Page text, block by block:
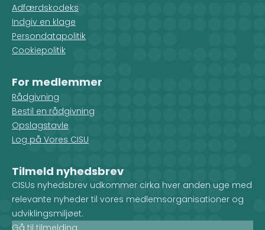
Adfærdskodeks
Indgiv en klage
Persondatapolitik
Cookiepolitik
For medlemmer
Rådgivning
Bestil en rådgivning
Opslagstavle
Log på Vores CISU
Tilmeld nyhedsbrev
CISUs nyhedsbrev udkommer cirka hver anden uge med
relevante nyheder til vores medlemsorganisationer og
udviklingsmiljøet.
Gå til tilmelding